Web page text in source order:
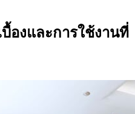
องและการใช้งานที่